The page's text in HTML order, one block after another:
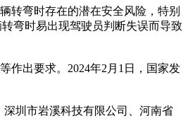
转弯时存在的潜在安全风险，特别
弯时易出现驾驶员判断失误而导致
作出要求。2024年2月1日，国家发
圳市岩溪科技有限公司、河南省